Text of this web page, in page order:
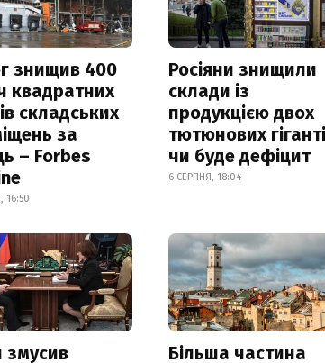
знищив 400
квадратних
складських
за
– Forbes
16:50
Росіяни знищили
склади із
продукцією двох
тютюнових
чи буде дефіцит
6 СЕРПНЯ, 18:04
змусив
Більша частина